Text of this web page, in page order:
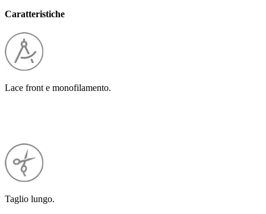
Caratteristiche
Lace front e monofilamento.
Taglio lungo.